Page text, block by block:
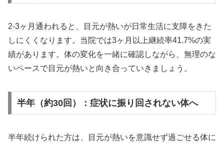
2-3ヶ月通われると、目元が熱いが日常生活に支障をきた
しにくくなります。当院では3ヶ月以上継続率41.7%の実
績があります。体の変化を一緒に確認しながら、無理のな
いペースで目元が熱いと向き合っていきましょう。
半年（約30回）：症状に振り回されない体へ
半年続けられた方は、目元が熱いを意識せず過ごせる体に